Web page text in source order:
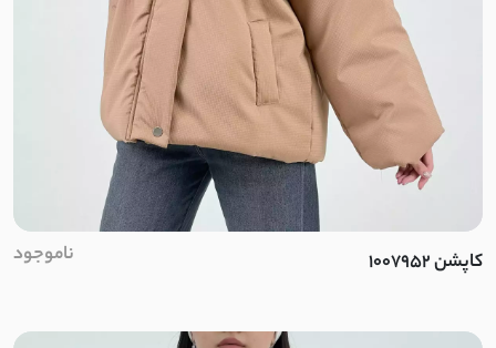
گاواردین
قلاب بافی
نخ وول
لیزری
کاپشن 1007952 ناموجود